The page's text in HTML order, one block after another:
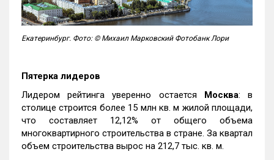
Екатеринбург. Фото: © Михаил Марковский Фотобанк Лори
Пятерка лидеров
Лидером рейтинга уверенно остается Москва: в
столице строится более 15 млн кв. м жилой площади,
что составляет 12,12% от общего объема
многоквартирного строительства в стране. За квартал
объем строительства вырос на 212,7 тыс. кв. м.